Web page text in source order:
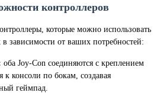
контроллеров
которые можно использовать
зависимости от ваших потребностей:
оба Joy-Con соединяются с креплением
к консоли по бокам, создавая
геймпад.